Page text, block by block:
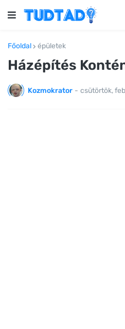
Főoldal épületek
Házépítés
Kozmokrator - csütörtök,